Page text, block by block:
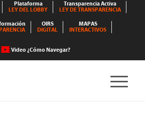
Plataforma
LEY DEL LOBBY
Transparencia Activa
LEY DE TRANSPARENCIA
OIRS
DIGITAL
MAPAS
INTERACTIVOS
Video ¿Cómo Navegar?